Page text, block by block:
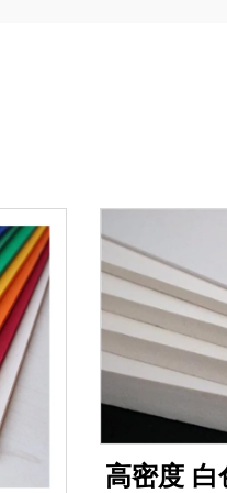
高密度